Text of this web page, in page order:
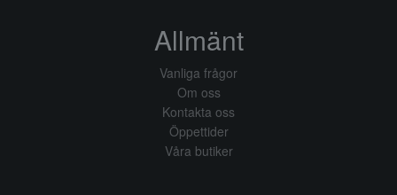
Allmänt
Vanliga frågor
Om oss
Kontakta oss
Öppettider
Våra butiker